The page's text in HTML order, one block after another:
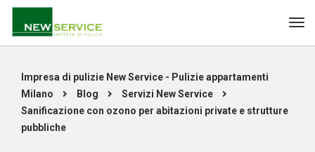
Impresa di pulizie New Service - Pulizie appartamenti
Milano
Blog
Servizi New Service
Sanificazione con ozono per abitazioni private e strutture
pubbliche